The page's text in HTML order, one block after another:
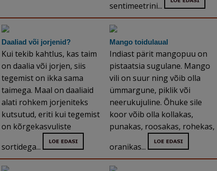
sentimeetrini...
Daaliad või jorjenid?
Kui tekib kahtlus, kas taim
on daalia või jorjen, siis
tegemist on ikka sama
taimega. Maal on daaliaid
alati rohkem jorjeniteks
kutsutud, eriti kui tegemist
on kõrgekasvuliste
sortidega...
Mango toidulaual
Indiast pärit mangopuu on
pistaatsia sugulane. Mango
vili on suur ning võib olla
ümmargune, piklik või
neerukujuline. Õhuke sile
koor võib olla kollakas,
punakas, roosakas, rohekas,
oranikas...